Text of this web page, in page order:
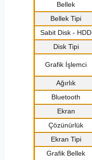
Bellek
Bellek Tipi
Sabit Disk - HDD
Disk Tipi
Grafik İşlemci
Ağırlık
Bluetooth
Ekran
Çözünürlük
Ekran Tipi
Grafik Bellek